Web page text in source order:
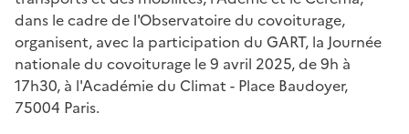
dans le cadre de l'Observatoire du covoiturage,
organisent, avec la participation du GART, la Journée
nationale du covoiturage le 9 avril 2025, de 9h à
17h30, à l'Académie du Climat - Place Baudoyer,
75004 Paris.